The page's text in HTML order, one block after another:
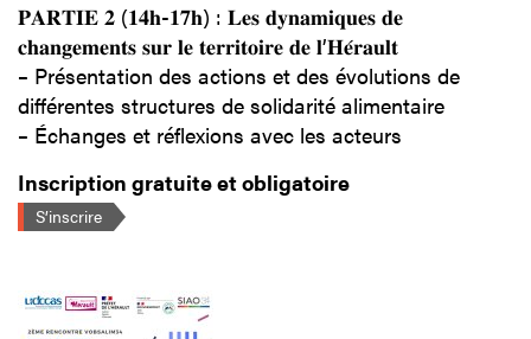
𝐏𝐀𝐑𝐓𝐈𝐄 𝟐 (𝟏𝟒𝐡-𝟏𝟕𝐡) : 𝐋𝐞𝐬 𝐝𝐲𝐧𝐚𝐦𝐢𝐪𝐮𝐞𝐬 𝐝𝐞
𝐜𝐡𝐚𝐧𝐠𝐞𝐦𝐞𝐧𝐭𝐬 𝐬𝐮𝐫 𝐥𝐞 𝐭𝐞𝐫𝐫𝐢𝐭𝐨𝐢𝐫𝐞 𝐝𝐞 𝐥’𝐇𝐞́𝐫𝐚𝐮𝐥𝐭
– Présentation des actions et des évolutions de
différentes structures de solidarité alimentaire
– Échanges et réflexions avec les acteurs
Inscription gratuite et obligatoire
S’inscrire